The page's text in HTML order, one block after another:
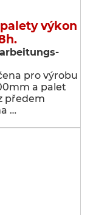
výkon
pro výrobu
a palet
předem
…